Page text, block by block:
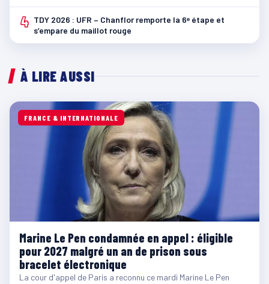
4 TDY 2026 : UFR – Chanflor remporte la 6ᵉ étape et
s’empare du maillot rouge
À LIRE AUSSI
FRANCE & INTERNATIONALE
Marine Le Pen condamnée en appel : éligible
pour 2027 malgré un an de prison sous
bracelet électronique
La cour d'appel de Paris a reconnu ce mardi Marine Le Pen